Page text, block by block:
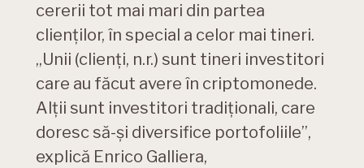
cererii tot mai mari din partea
clienților, în special a celor mai tineri.
„Unii (clienți, n.r.) sunt tineri investitori
care au făcut avere în criptomonede.
Alții sunt investitori tradiționali, care
doresc să-și diversifice portofoliile”,
explică Enrico Galliera,